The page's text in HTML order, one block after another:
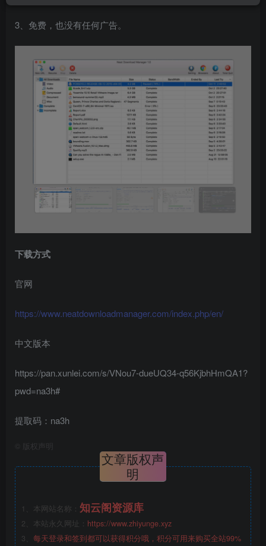
3、免费，也没有任何广告。
下载方式
官网
https://www.neatdownloadmanager.com/index.php/en/
中文版本
https://pan.xunlei.com/s/VNou7-dueUQ34-q56KjbhHmQA1?
pwd=na3h#
提取码：na3h
版权声明
文章版权声
明
1、本网站名称： 知云阁资源库
2、本站永久网址： https://www.zhiyunge.xyz
3、 每天登录和签到都可以获得积分哦，积分可用来购买全站99%